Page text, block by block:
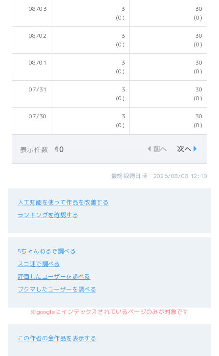
08/03
3
(0)
30
(0)
08/02
3
(0)
30
(0)
08/01
3
(0)
30
(0)
07/31
3
(0)
30
(0)
07/30
3
(0)
30
(0)
表示件数 前へ 次へ
最終取得日時：2026/08/08 12:10
人工知能を使って作品を改善する
ランキングを確認する
5ちゃんねるで調べる
スコ速で調べる
評価したユーザーを調べる
ブクマしたユーザーを調べる
※googleにインデックスされているページのみが対象です
この作者の全作品を表示する